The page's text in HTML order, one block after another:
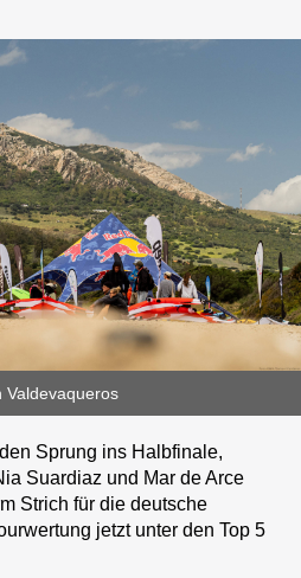
Valdevaqueros
Sprung ins Halbfinale,
Suardiaz und Mar de Arce
Strich für die deutsche
jetzt unter den Top 5